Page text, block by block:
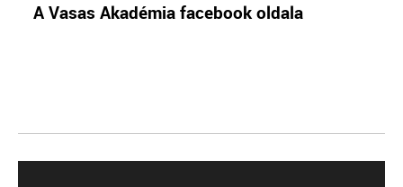
A Vasas Akadémia facebook oldala